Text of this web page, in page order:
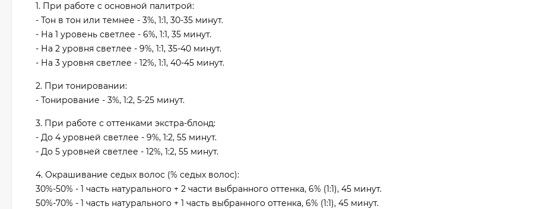
1. При работе с основной палитрой:
- Тон в тон или темнее - 3%, 1:1, 30-35 минут.
- На 1 уровень светлее - 6%, 1:1, 35 минут.
- На 2 уровня светлее - 9%, 1:1, 35-40 минут.
- На 3 уровня светлее - 12%, 1:1, 40-45 минут.
2. При тонировании:
- Тонирование - 3%, 1:2, 5-25 минут.
3. При работе с оттенками экстра-блонд:
- До 4 уровней светлее - 9%, 1:2, 55 минут.
- До 5 уровней светлее - 12%, 1:2, 55 минут.
4. Окрашивание седых волос (% седых волос):
30%-50% - 1 часть натурального + 2 части выбранного оттенка, 6% (1:1), 45 минут.
50%-70% - 1 часть натурального + 1 часть выбранного оттенка, 6% (1:1), 45 минут.